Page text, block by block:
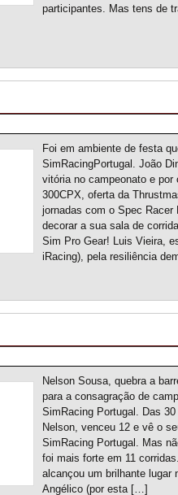
participantes. Mas tens de
Foi em ambiente de festa
SimRacingPortugal. João
vitória no campeonato e
300CPX, oferta da
jornadas com o Spec
decorar a sua sala de
Sim Pro Gear! Luis Vieira,
iRacing), pela resiliência
Nelson Sousa, quebra a
para a consagração de
SimRacing Portugal. Das
Nelson, venceu 12 e vê o
SimRacing Portugal. Mas
foi mais forte em 11
alcançou um brilhante lugar
Angélico (por esta […]